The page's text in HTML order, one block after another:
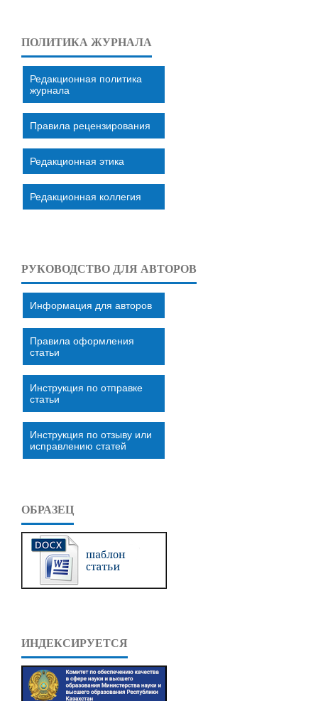
ПОЛИТИКА ЖУРНАЛА
Редакционная политика
журнала
Правила рецензирования
Редакционная этика
Редакционная коллегия
РУКОВОДСТВО ДЛЯ АВТОРОВ
Информация для авторов
Правила оформления
статьи
Инструкция по отправке
статьи
Инструкция по отзыву или
исправлению статей
ОБРАЗЕЦ
ИНДЕКСИРУЕТСЯ